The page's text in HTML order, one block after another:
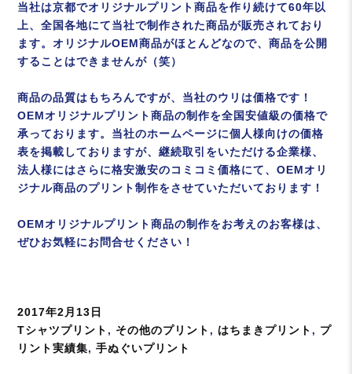
当社は京都でオリジナルプリント商品を作り続けて60年以
上、全国各地にて当社で制作された商品が販売されており
ます。オリジナルOEM商品がほとんどなので、商品を公開
することはできませんが（笑）
商品の品質はもちろんですが、当社のウリは価格です！
OEMオリジナルプリント商品の制作を全国安値級の価格で
承っております。当社のホームページに個人様向けの価格
表を掲載しておりますが、継続取引をいただける企業様、
法人様にはさらに格安激安のコミコミ価格にて、OEMオリ
ジナル商品のプリント制作をさせていただいております！
OEMオリジナルプリント商品の制作をお考えのお客様は、
ぜひお気軽にお問合せください！
投
稿
日:
2017年2月13日
カ
テ
Tシャツプリント , その他のプリント , はちまきプリント , プ
リント実績集,手ぬぐいプリント